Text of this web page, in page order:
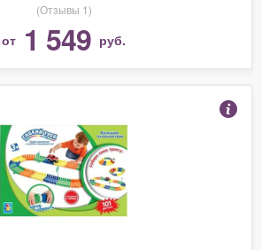
(Отзывы 1)
от 1 549 руб.